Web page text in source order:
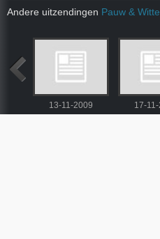
Andere uitzendingen Pauw &
13-11-2009 17-